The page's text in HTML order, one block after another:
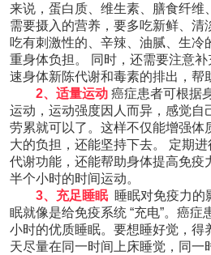
来说，蛋白质、维生素、膳食纤维
需要摄入的营养，要多吃新鲜、清
吃有刺激性的、辛辣、油腻、生冷
重身体负担。 同时，还需要注意
速身体新陈代谢和毒素的排出，帮
2、适量运动 癌症患者可根据
运动，运动强度因人而异，感觉自
劳累就可以了。这样不仅能增强体
大的负担，还能坚持下去。 定期
代谢功能，还能帮助身体提高免疫
半个小时的时间运动。
3、充足睡眠睡眠对免疫力的
眠就像是给免疫系统 “充电”。癌症
小时的优质睡眠。要想睡好觉，得
天尽量在同一时间上床睡觉，同一